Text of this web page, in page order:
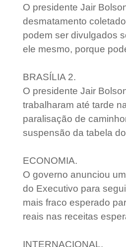
O presidente Jair
desmatamento
podem ser divulgados
ele mesmo, porque
BRASÍLIA 2.
O presidente Jair
trabalharam até tarde
paralisação de
suspensão da tabela
ECONOMIA.
O governo anunciou
do Executivo para
mais fraco esperado
reais nas receitas
INTERNACIONAL.